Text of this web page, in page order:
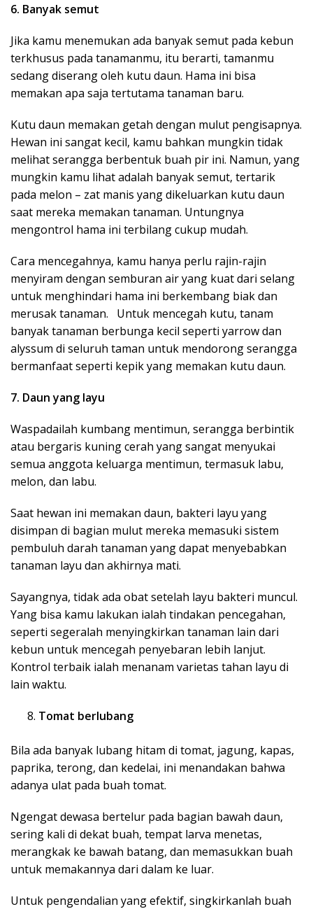
6. Banyak semut
Jika kamu menemukan ada banyak semut pada kebun
terkhusus pada tanamanmu, itu berarti, tamanmu
sedang diserang oleh kutu daun. Hama ini bisa
memakan apa saja tertutama tanaman baru.
Kutu daun memakan getah dengan mulut pengisapnya.
Hewan ini sangat kecil, kamu bahkan mungkin tidak
melihat serangga berbentuk buah pir ini. Namun, yang
mungkin kamu lihat adalah banyak semut, tertarik
pada melon – zat manis yang dikeluarkan kutu daun
saat mereka memakan tanaman. Untungnya
mengontrol hama ini terbilang cukup mudah.
Cara mencegahnya, kamu hanya perlu rajin-rajin
menyiram dengan semburan air yang kuat dari selang
untuk menghindari hama ini berkembang biak dan
merusak tanaman. Untuk mencegah kutu, tanam
banyak tanaman berbunga kecil seperti yarrow dan
alyssum di seluruh taman untuk mendorong serangga
bermanfaat seperti kepik yang memakan kutu daun.
7. Daun yang layu
Waspadailah kumbang mentimun, serangga berbintik
atau bergaris kuning cerah yang sangat menyukai
semua anggota keluarga mentimun, termasuk labu,
melon, dan labu.
Saat hewan ini memakan daun, bakteri layu yang
disimpan di bagian mulut mereka memasuki sistem
pembuluh darah tanaman yang dapat menyebabkan
tanaman layu dan akhirnya mati.
Sayangnya, tidak ada obat setelah layu bakteri muncul.
Yang bisa kamu lakukan ialah tindakan pencegahan,
seperti segeralah menyingkirkan tanaman lain dari
kebun untuk mencegah penyebaran lebih lanjut.
Kontrol terbaik ialah menanam varietas tahan layu di
lain waktu.
Tomat berlubang
Bila ada banyak lubang hitam di tomat, jagung, kapas,
paprika, terong, dan kedelai, ini menandakan bahwa
adanya ulat pada buah tomat.
Ngengat dewasa bertelur pada bagian bawah daun,
sering kali di dekat buah, tempat larva menetas,
merangkak ke bawah batang, dan memasukkan buah
untuk memakannya dari dalam ke luar.
Untuk pengendalian yang efektif, singkirkanlah buah